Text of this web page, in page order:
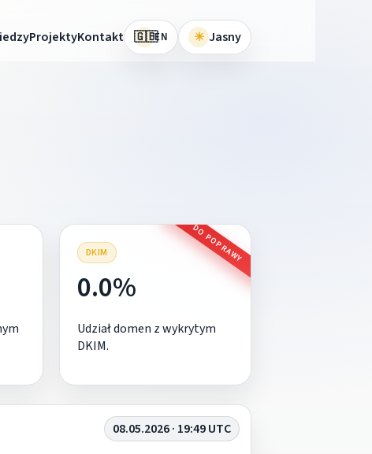
ProjektyKontakt 🇬🇧EN ☀ Jasny
DKIM DO POPRAWY
0.0%
Udział domen z wykrytym
DKIM.
08.05.2026 · 19:49 UTC